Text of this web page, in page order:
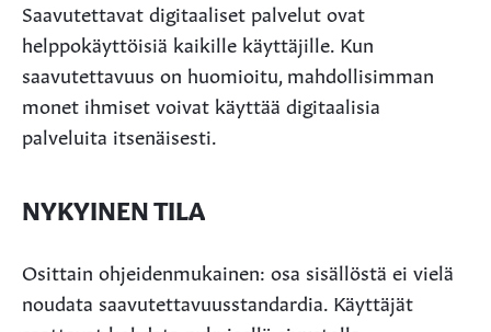
Saavutettavat digitaaliset palvelut ovat
helppokäyttöisiä kaikille käyttäjille. Kun
saavutettavuus on huomioitu, mahdollisimman
monet ihmiset voivat käyttää digitaalisia
palveluita itsenäisesti.
NYKYINEN TILA
Osittain ohjeidenmukainen: osa sisällöstä ei vielä
noudata saavutettavuusstandardia. Käyttäjät